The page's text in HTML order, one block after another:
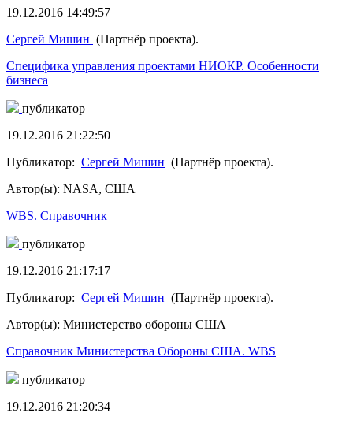
19.12.2016 14:49:57
Сергей Мишин (Партнёр проекта).
Специфика управления проектами НИОКР. Особенности
бизнеса
публикатор
19.12.2016 21:22:50
Публикатор: Сергей Мишин (Партнёр проекта).
Автор(ы): NASA, США
WBS. Справочник
публикатор
19.12.2016 21:17:17
Публикатор: Сергей Мишин (Партнёр проекта).
Автор(ы): Министерство обороны США
Справочник Министерства Обороны США. WBS
публикатор
19.12.2016 21:20:34